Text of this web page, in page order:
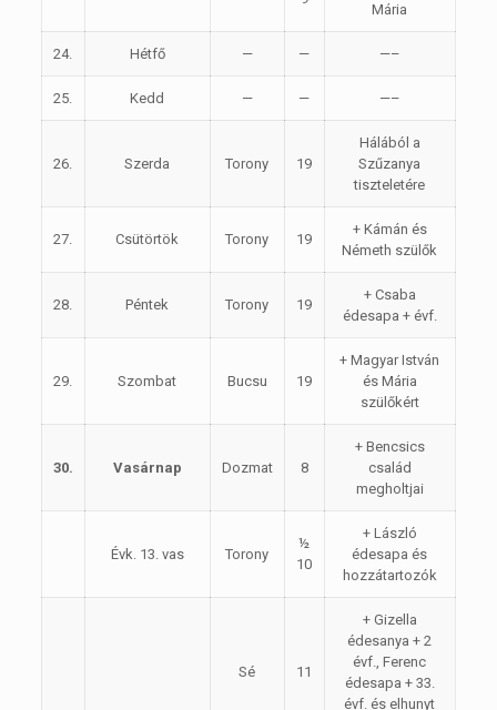
Mária
24. Hétfő — — —–
25. Kedd — — —–
26. Szerda Torony 19
Hálából a
Szűzanya
tiszteletére
27. Csütörtök Torony 19
+ Kámán és
Németh szülők
28. Péntek Torony 19
+ Csaba
édesapa + évf.
29. Szombat Bucsu 19
+ Magyar István
és Mária
szülőkért
30. Vasárnap Dozmat 8
+ Bencsics
család
megholtjai
Évk. 13. vas Torony
½
10
+ László
édesapa és
hozzátartozók
Sé 11
+ Gizella
édesanya + 2
évf., Ferenc
édesapa + 33.
évf. és elhunyt